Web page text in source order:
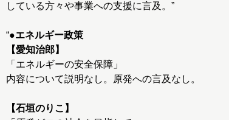
している方々や事業への支援に言及。”
“●エネルギー政策
【愛知治郎】
「エネルギーの安全保障」
内容について説明なし。原発への言及なし。
【石垣のりこ】